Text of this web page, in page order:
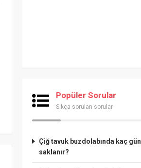
Popüler Sorular
Sıkça sorulan sorular
Çiğ tavuk buzdolabında kaç gün
saklanır?